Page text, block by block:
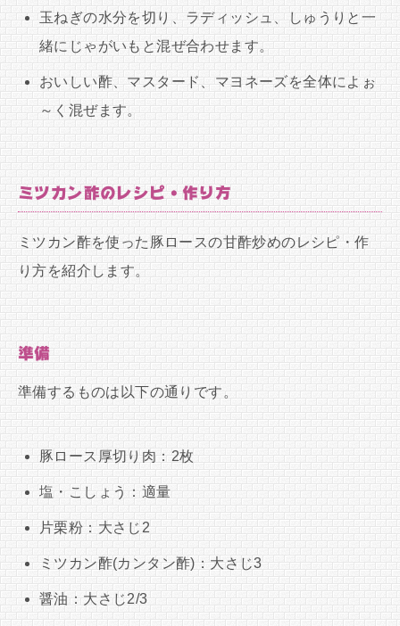
玉ねぎの水分を切り、ラディッシュ、しゅうりと一
緒にじゃがいもと混ぜ合わせます。
おいしい酢、マスタード、マヨネーズを全体によぉ
～く混ぜます。
ミツカン酢のレシピ・作り方
ミツカン酢を使った豚ロースの甘酢炒めのレシピ・作
り方を紹介します。
準備
準備するものは以下の通りです。
豚ロース厚切り肉：2枚
塩・こしょう：適量
片栗粉：大さじ2
ミツカン酢(カンタン酢)：大さじ3
醤油：大さじ2/3